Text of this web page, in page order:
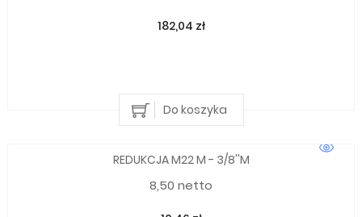
182,04 zł
Do koszyka
REDUKCJA M22 M - 3/8''M
8,50 netto